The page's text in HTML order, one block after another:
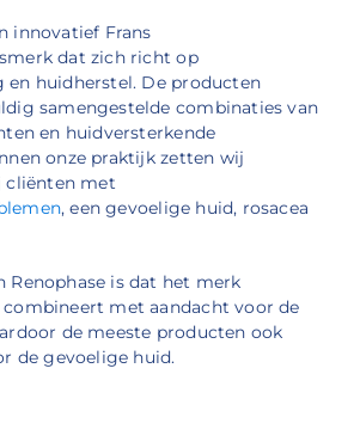
innovatief Frans
dat zich richt op
en huidherstel. De producten
samengestelde combinaties van
en huidversterkende
onze praktijk zetten wij
cliënten met
, een gevoelige huid, rosacea
Renophase is dat het merk
met aandacht voor de
de meeste producten ook
de gevoelige huid.